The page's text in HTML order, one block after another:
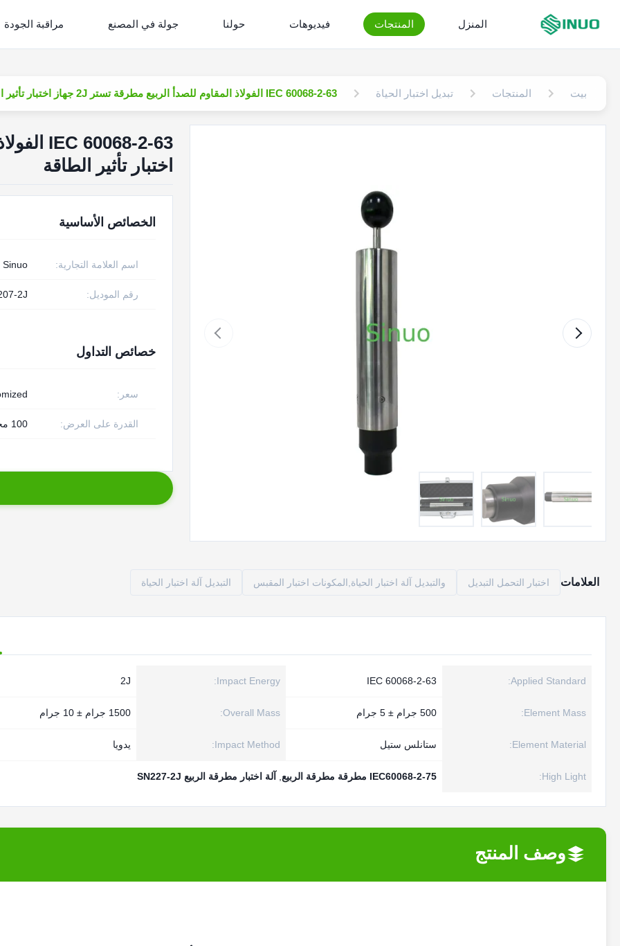
المنزل المنتجات فيديوهات حولنا جولة في المصنع مراقبة الجودة
بيت المنتجات تبديل اختبار الحياة IEC 60068-2-63 الفولاذ المقاوم للصدأ الربيع مطرقة تستر 2J جهاز اختبار تأثير الطاقة
اختبار تأثير الطاقة
الخصائص الأساسية
اسم العلامة التجارية: Sinuo
رقم الموديل: 2J
خصائص التداول
سعر:
القدرة على العرض: 100 مجموعة شهريا
العلامات اختبار التحمل التبديل والتبديل آلة اختبار الحياة,المكونات اختبار المقبس التبديل آلة اختبار الحياة
Applied Standard:
IEC 60068-2-63
Impact Energy:
2J
Element Mass: 500 جرام ± 5 جرام Overall Mass: 1500 جرام ± 10 جرام
Element Material: ستانلس ستيل Impact Method: يدويا
High Light: IEC60068-2-75 مطرقة مطرقة الربيع آلة اختبار مطرقة الربيع SN227-2J
وصف المنتج